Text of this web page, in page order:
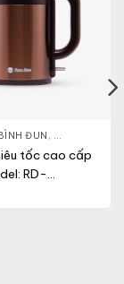
CƠM ĐIỆN
ĐUN , GIA DỤNG
tốc cao cấp
RD-